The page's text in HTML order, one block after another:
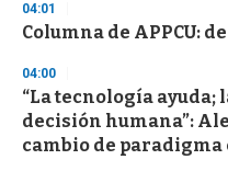
04:01
Columna de APPCU:
04:00
“La tecnología
decisión humana”:
cambio de